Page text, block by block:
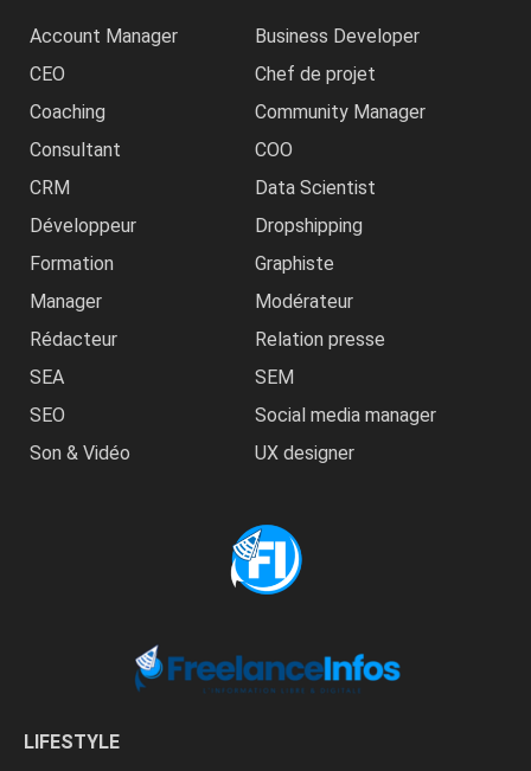
Account Manager
Business Developer
CEO
Chef de projet
Coaching
Community Manager
Consultant
COO
CRM
Data Scientist
Développeur
Dropshipping
Formation
Graphiste
Manager
Modérateur
Rédacteur
Relation presse
SEA
SEM
SEO
Social media manager
Son & Vidéo
UX designer
LIFESTYLE